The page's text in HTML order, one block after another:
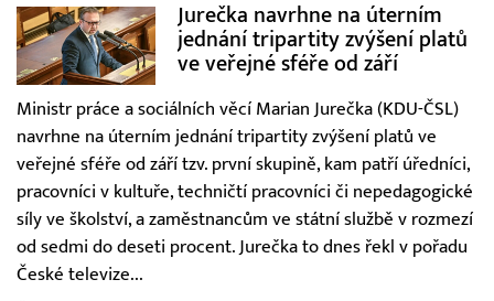
Jurečka navrhne na úterním
jednání tripartity zvýšení platů
ve veřejné sféře od září
Ministr práce a sociálních věcí Marian Jurečka (KDU-ČSL)
navrhne na úterním jednání tripartity zvýšení platů ve
veřejné sféře od září tzv. první skupině, kam patří úředníci,
pracovníci v kultuře, techničtí pracovníci či nepedagogické
síly ve školství, a zaměstnancům ve státní službě v rozmezí
od sedmi do deseti procent. Jurečka to dnes řekl v pořadu
České televize...